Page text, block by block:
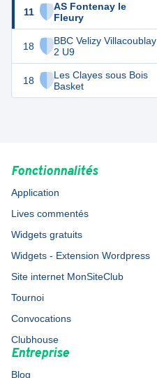
11
AS Fontenay le
Fleury
18
BBC Velizy Villacoublay
2 U9
18
Les Clayes sous Bois
Basket
0
0 1
0 1
Fonctionnalités
Application
Lives commentés
Widgets gratuits
Widgets - Extension Wordpress
Site internet MonSiteClub
Tournoi
Convocations
Clubhouse
Entreprise
Blog